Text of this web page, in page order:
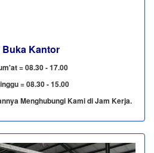
Buka Kantor
= 08.30 - 17.00
= 08.30 - 15.00
Menghubungi Kami di Jam Kerja.